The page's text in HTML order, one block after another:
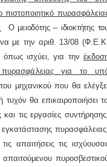
πιστοποιητικό
Ο μειοδότης – ιδιοκτήτης
με την αριθ. 13/08
όπως ισχύει, για την
πυρασφάλειας για το
μηχανικού που θα
τυχόν θα επικαιροποιήσει
τις εργασίες
απαιτήσεις τις